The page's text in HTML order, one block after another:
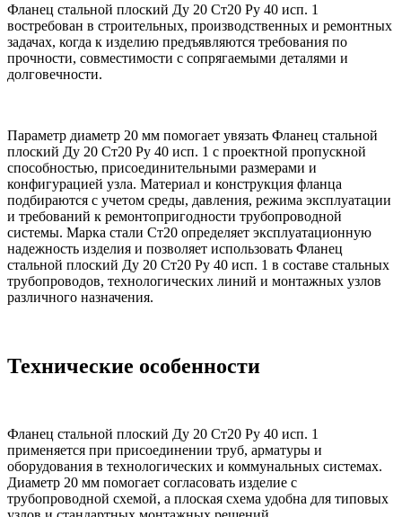
Фланец стальной плоский Ду 20 Ст20 Ру 40 исп. 1
востребован в строительных, производственных и ремонтных
задачах, когда к изделию предъявляются требования по
прочности, совместимости с сопрягаемыми деталями и
долговечности.
Параметр диаметр 20 мм помогает увязать Фланец стальной
плоский Ду 20 Ст20 Ру 40 исп. 1 с проектной пропускной
способностью, присоединительными размерами и
конфигурацией узла. Материал и конструкция фланца
подбираются с учетом среды, давления, режима эксплуатации
и требований к ремонтопригодности трубопроводной
системы. Марка стали Ст20 определяет эксплуатационную
надежность изделия и позволяет использовать Фланец
стальной плоский Ду 20 Ст20 Ру 40 исп. 1 в составе стальных
трубопроводов, технологических линий и монтажных узлов
различного назначения.
Технические особенности
Фланец стальной плоский Ду 20 Ст20 Ру 40 исп. 1
применяется при присоединении труб, арматуры и
оборудования в технологических и коммунальных системах.
Диаметр 20 мм помогает согласовать изделие с
трубопроводной схемой, а плоская схема удобна для типовых